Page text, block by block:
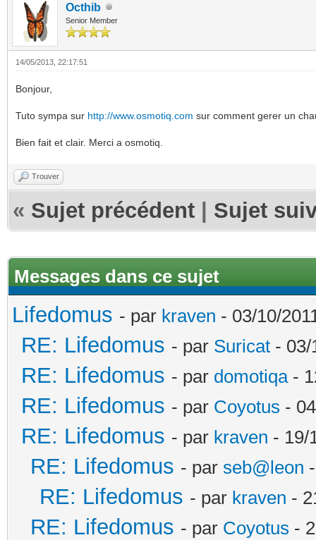
Octhib
Senior Member
14/05/2013, 22:17:51
Bonjour,
Tuto sympa sur http://www.osmotiq.com sur comment gerer un
Bien fait et clair. Merci a osmotiq.
Trouver
« Sujet précédent Sujet
Messages dans ce sujet
Lifedomus - par kraven - 03/10/
RE: Lifedomus - par Suricat - 03/
RE: Lifedomus - par domotiqa-
RE: Lifedomus - par Coyotus -
RE: Lifedomus - par kraven - 19/
RE: Lifedomus - par seb@leon
RE: Lifedomus - par kraven -
RE: Lifedomus - par Coyotus -